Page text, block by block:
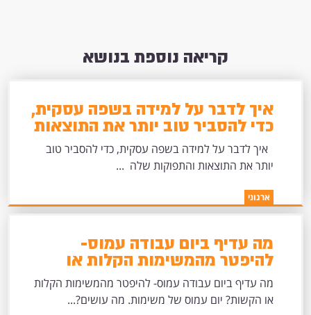
קריאה נוספת בנושא
איך לדבר על למידה בשפה עסקית,
כדי להסביר טוב יותר את התוצאות
והתפוקות שלה
איך לדבר על למידה בשפה עסקית, כדי להסביר טוב
יותר את התוצאות והתפוקות שלה ...
ארגוני
מה עדיף ביום עבודה עמוס-
להיפטר מהמשימות הקלות או
הקשות?
מה עדיף ביום עבודה עמוס- להיפטר מהמשימות הקלות
או הקשות? יום עמוס של משימות. מה עושים?...